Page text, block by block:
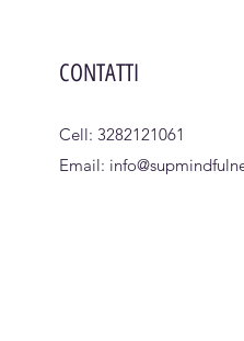
CONTATTI
Cell: 3282121061
Email: